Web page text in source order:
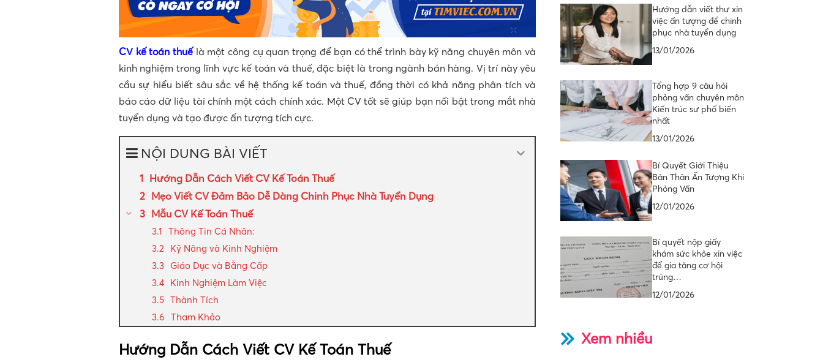
CV kế toán thuếlà một công cụ quan trọng để bạn có thể trình bày kỹ năng chuyên môn và
kinh nghiệm trong lĩnh vực kế toán và thuế, đặc biệt là trong ngành bán hàng. Vị trí này yêu
cầu sự hiểu biết sâu sắc về hệ thống kế toán và thuế, đồng thời có khả năng phân tích và
báo cáo dữ liệu tài chính một cách chính xác. Một CV tốt sẽ giúp bạn nổi bật trong mắt nhà
tuyển dụng và tạo được ấn tượng tích cực.
NỘI DUNG BÀI VIẾT
Hướng Dẫn Cách Viết CV Kế Toán Thuế
Mẹo Viết CV Đảm Bảo Dễ Dàng Chinh Phục Nhà Tuyển Dụng
Mẫu CV Kế Toán Thuế
Thông Tin Cá Nhân:
Kỹ Năng và Kinh Nghiệm
Giáo Dục và Bằng Cấp
Kinh Nghiệm Làm Việc
Thành Tích
Tham Khảo
Hướng Dẫn Cách Viết CV Kế Toán Thuế
Hướng dẫn viết thư xin
việc ấn tượng để chinh
phục nhà tuyển dụng
13/01/2026
Tổng hợp 9 câu hỏi
phỏng vấn chuyên môn
Kiến trúc sư phổ biến
nhất
13/01/2026
Bí Quyết Giới Thiệu
Bản Thân Ấn Tượng Khi
Phỏng Vấn
12/01/2026
Bí quyết nộp giấy
khám sức khỏe xin việc
để gia tăng cơ hội
trúng…
12/01/2026
Xem nhiều